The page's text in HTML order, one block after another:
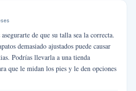
de que su talla sea la correcta.
demasiado ajustados puede causar
Podrías llevarla a una tienda
que le midan los pies y le den opciones